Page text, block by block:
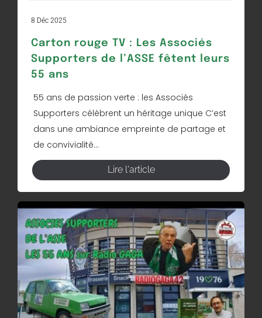
8 Déc 2025
Carton rouge TV : Les Associés
Supporters de l’ASSE fêtent leurs
55 ans
55 ans de passion verte : les Associés
Supporters célèbrent un héritage unique C’est
dans une ambiance empreinte de partage et
de convivialité...
Lire l'article